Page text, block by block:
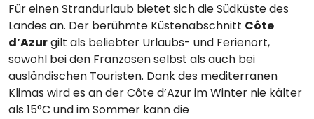
Für einen Strandurlaub bietet sich die Südküste des
Landes an. Der berühmte Küstenabschnitt Côte
d’Azurgilt als beliebter Urlaubs- und Ferienort,
sowohl bei den Franzosen selbst als auch bei
ausländischen Touristen. Dank des mediterranen
Klimas wird es an der Côte d’Azur im Winter nie kälter
als 15°C und im Sommer kann die